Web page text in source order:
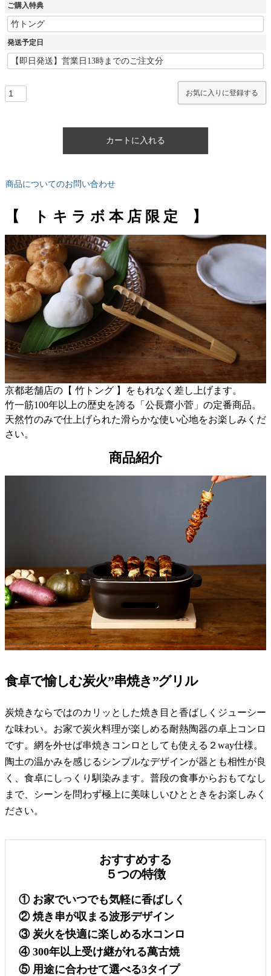
ご購入特典
発送予定日
お気に入りに登録する
カートに入れる
商品についてのお問い合わせ
【 ト キ ラ ボ 本 店 限 定 】
京都老舗店の【 竹トング 】をもれなく差し上げます。
竹一筋100年以上の歴史を誇る「公長齋小菅」の定番商品。
天然竹のみで仕上げられた滑らかな使い心地をお楽しみくだ
さい。
商品紹介
食卓で愉しむ炭火”串焼き”グリル
炭焼きならではのカリッとした焼き目と香ばしくジューシー
な味わい。お家で炭火料理が楽しめる耐熱陶器の卓上コンロ
です。網を外せば串焼きコンロとしても使える２way仕様。
陶土の温かみを感じるシンプルなデザインが器とも相性が良
く、食卓にしっくり馴染みます。普段の食事からおもてなし
まで、シーンを問わず極上に美味しいひとときをお楽しみく
ださい。
おすすめする
５つの特徴
① お家でいつでも気軽に香ばしく
② 焼き串が収まる波形デザイン
③ 炭火を快適に楽しめる水コンロ
④ 300年以上受け継がれる萬古焼
⑤ 用途に合わせて選べる3タイプ